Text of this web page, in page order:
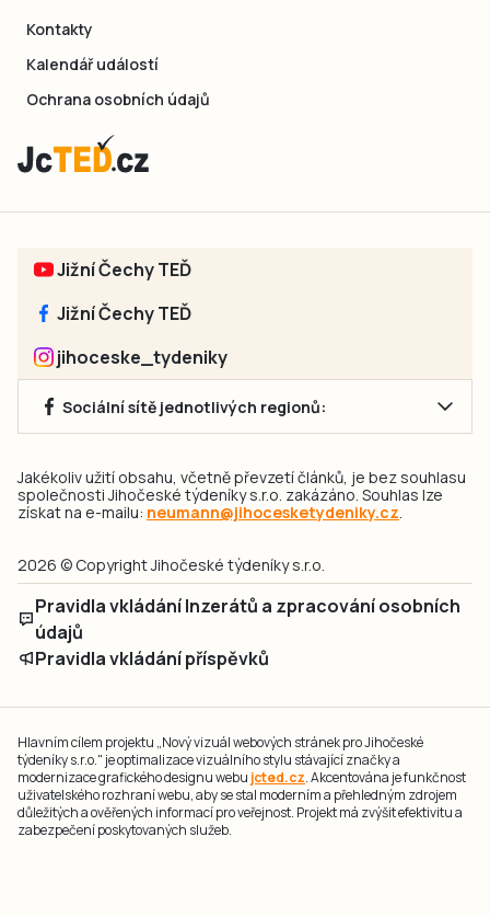
Kontakty
Kalendář událostí
Ochrana osobních údajů
Jižní Čechy TEĎ
Jižní Čechy TEĎ
jihoceske_tydeniky
Sociální sítě jednotlivých regionů:
Jakékoliv užití obsahu, včetně převzetí článků, je bez souhlasu
společnosti Jihočeské týdeníky s.r.o. zakázáno. Souhlas lze
získat na e-mailu: neumann@jihocesketydeniky.cz.
2026 © Copyright Jihočeské týdeníky s.r.o.
Pravidla vkládání Inzerátů a zpracování osobních
údajů
Pravidla vkládání příspěvků
Hlavním cílem projektu „Nový vizuál webových stránek pro Jihočeské
týdeníky s.r.o." je optimalizace vizuálního stylu stávající značky a
modernizace grafického designu webu jcted.cz. Akcentována je funkčnost
uživatelského rozhraní webu, aby se stal moderním a přehledným zdrojem
důležitých a ověřených informací pro veřejnost. Projekt má zvýšit efektivitu a
zabezpečení poskytovaných služeb.